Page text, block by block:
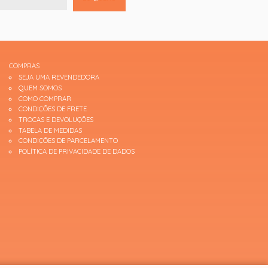
COMPRAS
SEJA UMA REVENDEDORA
QUEM SOMOS
COMO COMPRAR
CONDIÇÕES DE FRETE
TROCAS E DEVOLUÇÕES
TABELA DE MEDIDAS
CONDIÇÕES DE PARCELAMENTO
POLÍTICA DE PRIVACIDADE DE DADOS